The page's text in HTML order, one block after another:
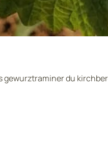
gewurztraminer du